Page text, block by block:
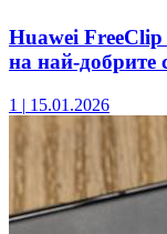
Huawei
на най-
1 | 15.01.2026